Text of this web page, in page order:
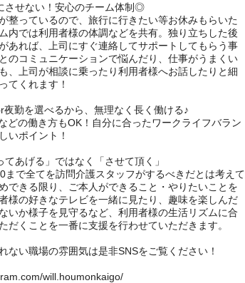
させない！安心のチーム体制◎
整っているので、旅行に行きたい等お休みもらいた
内では利用者様の体調などを共有。独り立ちした後
あれば、上司にすぐ連絡してサポートしてもらう事
のコミュニケーションで悩んだり、仕事がうまくい
、上司が相談に乗ったり利用者様へお話したりと細
てくれます！
勤を選べるから、無理なく長く働ける♪
どの働き方もOK！自分に合ったワークライフバラン
いポイント！
あげる」ではなく「させて頂く」
まで全てを訪問介護スタッフがするべきだとは考えて
できる限り、ご本人ができること・やりたいことを
様の好きなテレビを一緒に見たり、趣味を楽しんだ
いか様子を見守るなど、利用者様の生活リズムに合
だくことを一番に支援を行わせていただきます。
ない職場の雰囲気は是非SNSをご覧ください！
will.houmonkaigo/